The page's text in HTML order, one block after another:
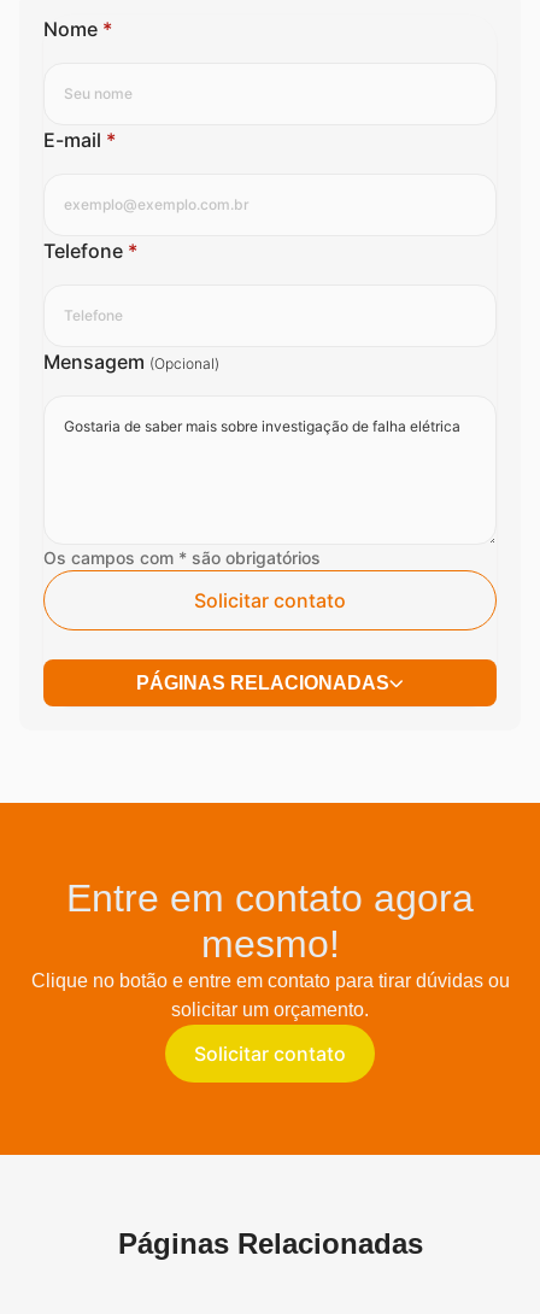
Nome *
E-mail *
Telefone *
Mensagem (Opcional)
Os campos com * são obrigatórios
Solicitar contato
PÁGINAS RELACIONADAS
Entre em contato agora
mesmo!
Clique no botão e entre em contato para tirar dúvidas ou
solicitar um orçamento.
Solicitar contato
Páginas Relacionadas